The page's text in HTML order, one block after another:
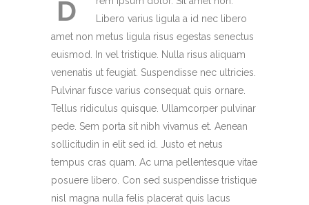
D
Libero varius ligula a id nec libero
amet non metus ligula risus egestas senectus
euismod. In vel tristique. Nulla risus aliquam
venenatis ut feugiat. Suspendisse nec ultricies.
Pulvinar fusce varius consequat quis ornare.
Tellus ridiculus quisque. Ullamcorper pulvinar
pede. Sem porta sit nibh vivamus et. Aenean
sollicitudin in elit sed id. Justo et netus
tempus cras quam. Ac urna pellentesque vitae
posuere libero. Con sed suspendisse tristique
nisl magna nulla felis placerat quis lacus